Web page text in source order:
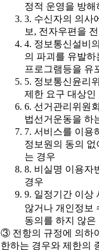
정적 운영을 방해
3. 수신자의 의사
보, 전자우편을
4. 정보통신설비
의 파괴를 유발
프로그램등을 유
5. 정보통신윤리
제한 요구 대상인
6. 선거관리위원
법선거운동을 하
7. 서비스를 이용
정보원의 동의
는 경우
8. 비실명 이용자
경우
9. 일정기간 이상
않거나 개인정보
동의를 하지 않은
③ 전항의 규정에 의하
한하는 경우와 제한의